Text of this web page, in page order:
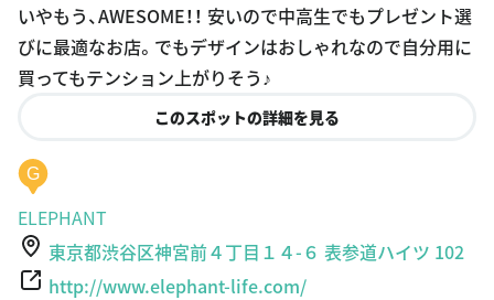
いやもう、AWESOME！！ 安いので中高生でもプレゼント選
びに最適なお店。でもデザインはおしゃれなので自分用に
買ってもテンション上がりそう♪
このスポットの詳細を見る
G
ELEPHANT
東京都渋谷区神宮前４丁目１４-６ 表参道ハイツ 102
http://www.elephant-life.com/